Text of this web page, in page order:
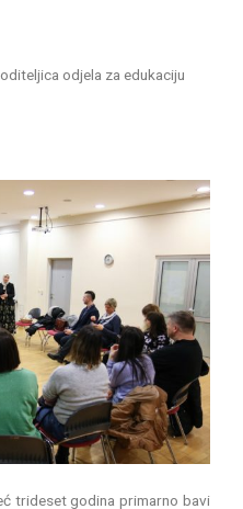
odjela za edukaciju
trideset godina primarno bavi